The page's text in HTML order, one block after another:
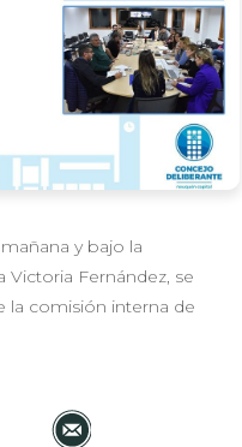
y bajo la
Victoria Fernández, se
la comisión interna de